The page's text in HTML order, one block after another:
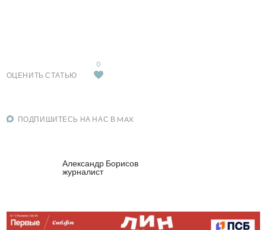
ОЦЕНИТЬ СТАТЬЮ
0
ПОДПИШИТЕСЬ НА НАС В MAX
Александр Борисов
журналист